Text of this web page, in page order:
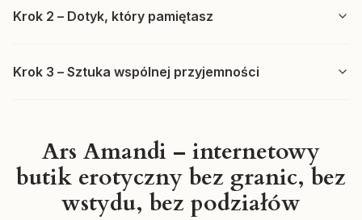
Krok 2 – Dotyk, który pamiętasz
Producent SHUNGA
SHUNGA
Shunga Sensation olejek
Krok 3 – Sztuka wspólnej przyjemności
Ars Amandi – internetowy
butik erotyczny bez granic, bez
wstydu, bez podziałów